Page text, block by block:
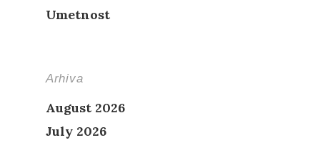
Umetnost
Arhiva
August 2026
July 2026